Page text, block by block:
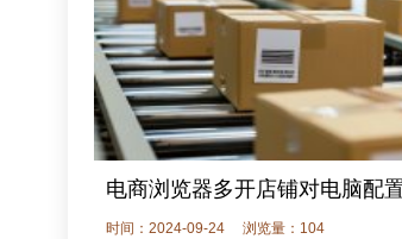
电商浏览器多开店铺对电脑配
时间：2024-09-24 浏览量：104